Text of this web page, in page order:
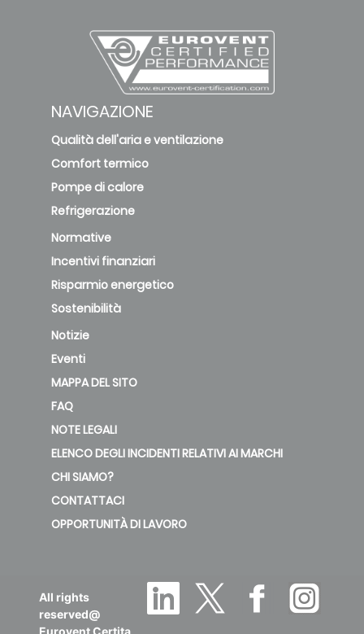
NAVIGAZIONE
Qualità dell'aria e ventilazione
Comfort termico
Pompe di calore
Refrigerazione
Normative
Incentivi finanziari
Risparmio energetico
Sostenibilità
Notizie
Eventi
MAPPA DEL SITO
FAQ
NOTE LEGALI
ELENCO DEGLI INCIDENTI RELATIVI AI MARCHI
CHI SIAMO?
CONTATTACI
OPPORTUNITÀ DI LAVORO
All rights
reserved@
Eurovent Certita